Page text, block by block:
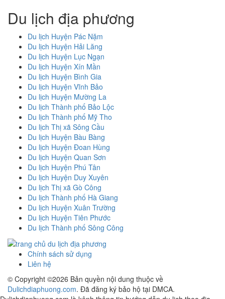
Du lịch địa phương
Du lịch Huyện Pác Nặm
Du lịch Huyện Hải Lăng
Du lịch Huyện Lục Ngạn
Du lịch Huyện Xín Mần
Du lịch Huyện Bình Gia
Du lịch Huyện Vĩnh Bảo
Du lịch Huyện Mường La
Du lịch Thành phố Bảo Lộc
Du lịch Thành phố Mỹ Tho
Du lịch Thị xã Sông Cầu
Du lịch Huyện Bàu Bàng
Du lịch Huyện Đoan Hùng
Du lịch Huyện Quan Sơn
Du lịch Huyện Phú Tân
Du lịch Huyện Duy Xuyên
Du lịch Thị xã Gò Công
Du lịch Thành phố Hà Giang
Du lịch Huyện Xuân Trường
Du lịch Huyện Tiên Phước
Du lịch Thành phố Sông Công
Chính sách sử dụng
Liên hệ
© Copyright ©2026 Bản quyền nội dung thuộc về
Dulichdiaphuong.com. Đã đăng ký bảo hộ tại DMCA.